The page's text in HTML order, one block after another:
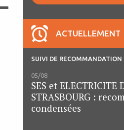
ACTUELLEMENT
SUIVI DE RECOMMANDATION
05/08
SES et ELECTRICITE
STRASBOURG :
condensées